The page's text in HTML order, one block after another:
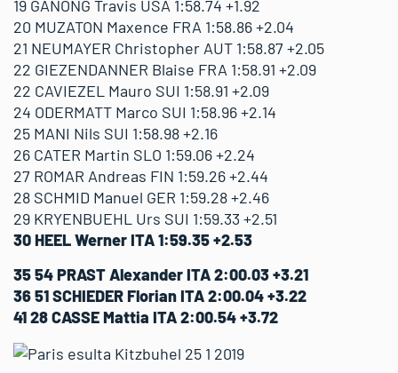
19 GANONG Travis USA 1:58.74 +1.92
20 MUZATON Maxence FRA 1:58.86 +2.04
21 NEUMAYER Christopher AUT 1:58.87 +2.05
22 GIEZENDANNER Blaise FRA 1:58.91 +2.09
22 CAVIEZEL Mauro SUI 1:58.91 +2.09
24 ODERMATT Marco SUI 1:58.96 +2.14
25 MANI Nils SUI 1:58.98 +2.16
26 CATER Martin SLO 1:59.06 +2.24
27 ROMAR Andreas FIN 1:59.26 +2.44
28 SCHMID Manuel GER 1:59.28 +2.46
29 KRYENBUEHL Urs SUI 1:59.33 +2.51
30 HEEL Werner ITA 1:59.35 +2.53
35 54 PRAST Alexander ITA 2:00.03 +3.21
36 51 SCHIEDER Florian ITA 2:00.04 +3.22
41 28 CASSE Mattia ITA 2:00.54 +3.72